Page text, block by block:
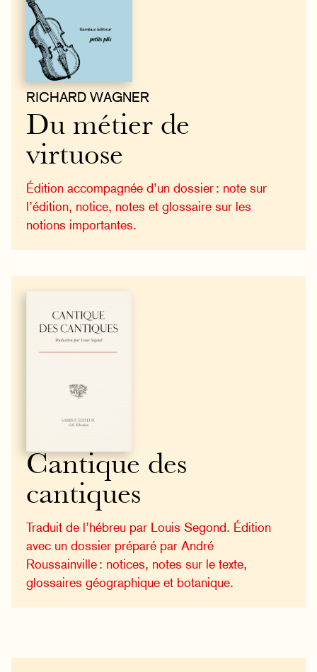
RICHARD WAGNER
Du métier de
virtuose
Édition accompagnée d’un dossier : note sur
l’édition, notice, notes et glossaire sur les
notions importantes.
Cantique des
cantiques
Traduit de l’hébreu par Louis Segond. Édition
avec un dossier préparé par André
Roussainville : notices, notes sur le texte,
glossaires géographique et botanique.